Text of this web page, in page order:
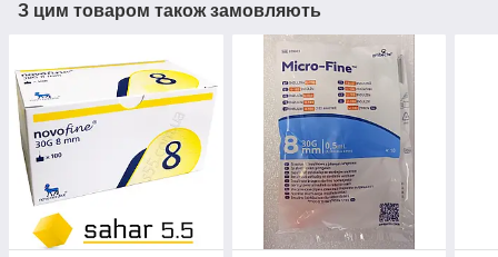
З цим товаром також замовляють